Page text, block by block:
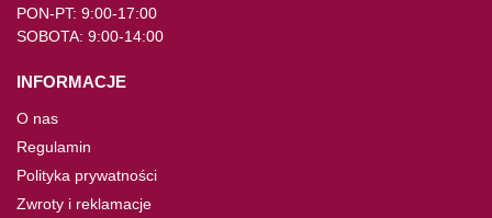
PON-PT: 9:00-17:00
SOBOTA: 9:00-14:00
INFORMACJE
O nas
Regulamin
Polityka prywatności
Zwroty i reklamacje